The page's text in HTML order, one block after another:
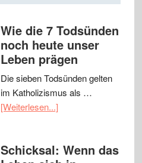
Wie die 7 Todsünden
noch heute unser
Leben prägen
Die sieben Todsünden gelten
im Katholizismus als …
[Weiterlesen...]
Schicksal: Wenn das